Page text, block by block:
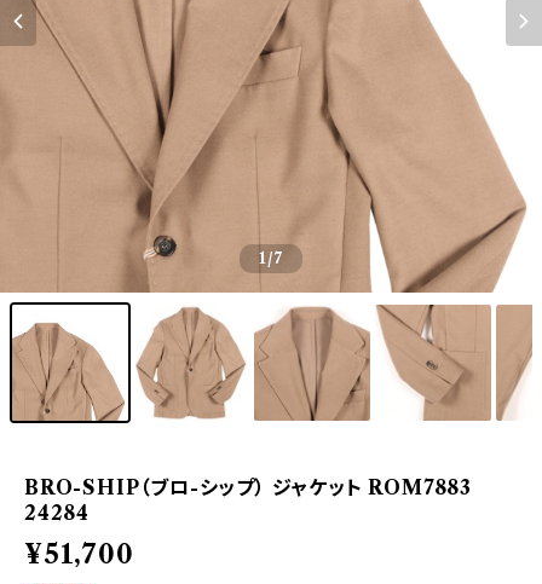
1/7
BRO-SHIP（ブロ-シップ） ジャケット ROM7883
24284
¥51,700